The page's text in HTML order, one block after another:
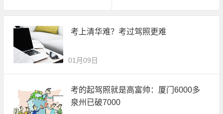
考上清华难？考过驾照更难
01月09日
考的起驾照就是高富帅：厦门6000多
泉州已破7000